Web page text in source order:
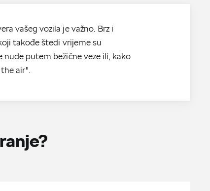
vašeg vozila je važno. Brz i
takođe štedi vrijeme su
nude putem bežične veze ili, kako
air".